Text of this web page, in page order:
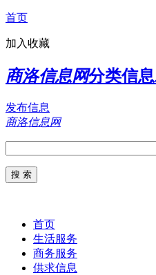
首页
加入收藏
商洛信息网分类信
发布信息
商洛信息网
首页
生活服务
商务服务
供求信息